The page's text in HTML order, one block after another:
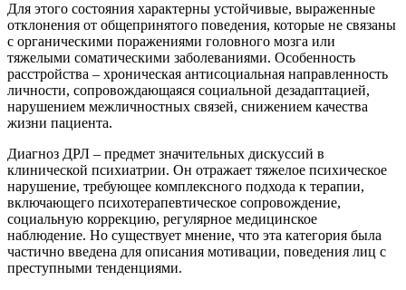
Для этого состояния характерны устойчивые, выраженные
отклонения от общепринятого поведения, которые не связаны
с органическими поражениями головного мозга или
тяжелыми соматическими заболеваниями. Особенность
расстройства – хроническая антисоциальная направленность
личности, сопровождающаяся социальной дезадаптацией,
нарушением межличностных связей, снижением качества
жизни пациента.
Диагноз ДРЛ – предмет значительных дискуссий в
клинической психиатрии. Он отражает тяжелое психическое
нарушение, требующее комплексного подхода к терапии,
включающего психотерапевтическое сопровождение,
социальную коррекцию, регулярное медицинское
наблюдение. Но существует мнение, что эта категория была
частично введена для описания мотивации, поведения лиц с
преступными тенденциями.